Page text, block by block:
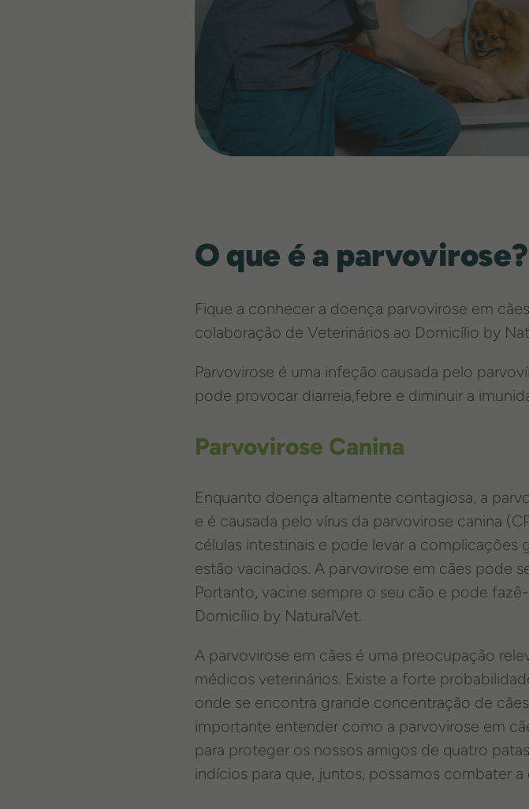
O que é a parvovirose?
Fique a conhecer a doença parvovirose em
colaboração de Veterinários ao Domicílio by
Parvovirose é uma infeção causada pelo
pode provocar diarreia,febre e diminuir a
Parvovirose Canina
Enquanto doença altamente contagiosa, a
e é causada pelo vírus da parvovirose canina
células intestinais e pode levar a complicações
estão vacinados. A parvovirose em cães pode
Portanto, vacine sempre o seu cão e pode
Domicílio by NaturalVet.
A parvovirose em cães é uma preocupação
médicos veterinários. Existe a forte
onde se encontra grande concentração de
importante entender como a parvovirose em
para proteger os nossos amigos de quatro
indícios para que, juntos, possamos combater